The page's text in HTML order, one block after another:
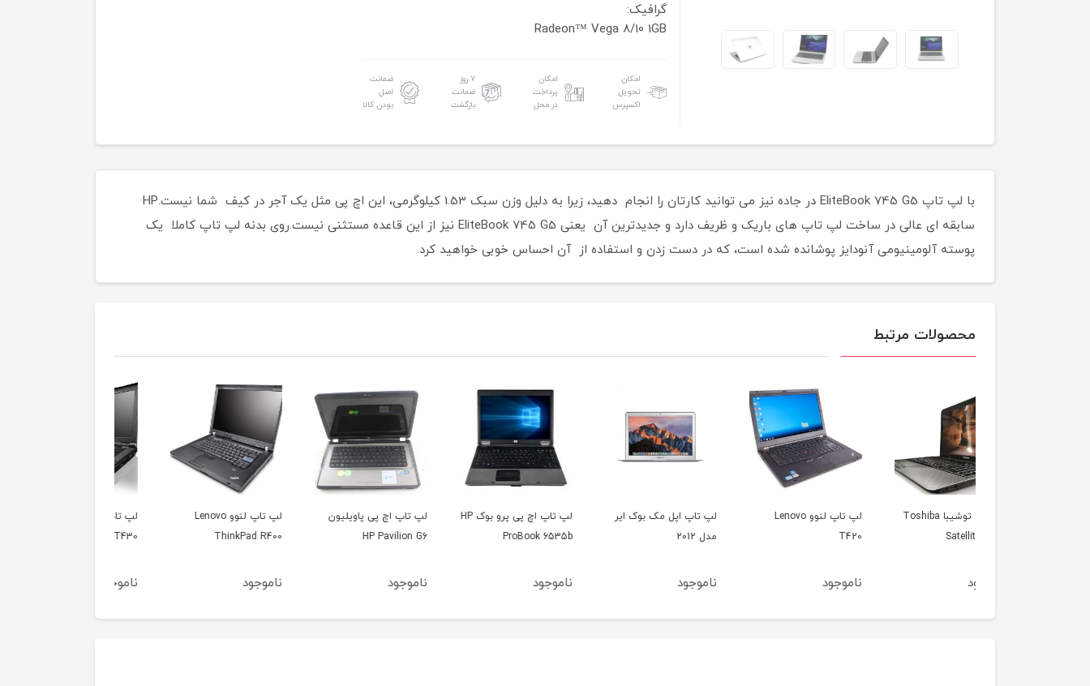
گرافیک:
Radeon™ Vega 8/10 1GB
امکان
تحویل
اکسپرس
امکان
پرداخت
در محل
۷ روز
ضمانت
بازگشت
ضمانت
اصل
بودن کالا
با لپ تاپ EliteBook 745 G5 در جاده نیز می توانید کارتان را انجام دهید، زیرا به دلیل وزن سبک 1.53 کیلوگرمی، این اچ پی مثل یک آجر در کیف شما نیست.HP
سابقه ای عالی در ساخت لپ تاپ های باریک و ظریف دارد و جدیدترین آن یعنی EliteBook 745 G5 نیز از این قاعده مستثنی نیست.روی بدنه لپ تاپ کاملا یک
پوسته آلومینیومی آنودایز پوشانده شده است، که در دست زدن و استفاده از آن احساس خوبی خواهید کرد.
محصولات مرتبط
لپ تاپ لنوو Lenovo
T420
لپ تاپ اپل مک بوک ایر
لپ تاپ اچ پی پرو بوک HP
لپ تاپ اچ پی پاویلیون
HP Pavilion G6
لپ تاپ لنوو Lenovo
ThinkPad R400
لپ تاپ لنوو تینک پد
Lenovo ThinkPad T430